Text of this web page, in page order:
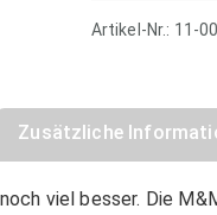
Artikel-Nr.: 11-
Zusätzliche
viel besser. Die